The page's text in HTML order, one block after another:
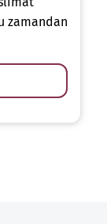
zamandan